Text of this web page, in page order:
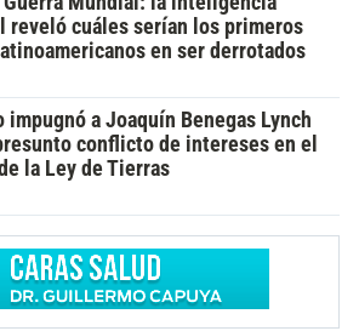
reveló cuáles serían los primeros
en ser derrotados
impugnó a Joaquín Benegas Lynch
conflicto de intereses en el
la Ley de Tierras